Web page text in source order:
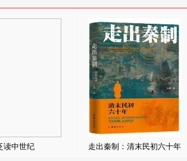
读中世纪 走出秦制：清末民初六十年